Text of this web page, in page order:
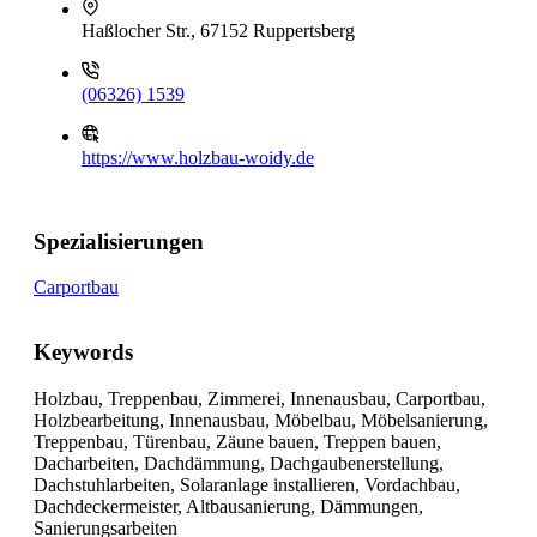
Haßlocher Str., 67152 Ruppertsberg
(06326) 1539
https://www.holzbau-woidy.de
Spezialisierungen
Carportbau
Keywords
Holzbau, Treppenbau, Zimmerei, Innenausbau, Carportbau,
Holzbearbeitung, Innenausbau, Möbelbau, Möbelsanierung,
Treppenbau, Türenbau, Zäune bauen, Treppen bauen,
Dacharbeiten, Dachdämmung, Dachgaubenerstellung,
Dachstuhlarbeiten, Solaranlage installieren, Vordachbau,
Dachdeckermeister, Altbausanierung, Dämmungen,
Sanierungsarbeiten